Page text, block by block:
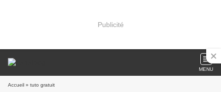
Publicité
MENU
Accueil » tuto gratuit